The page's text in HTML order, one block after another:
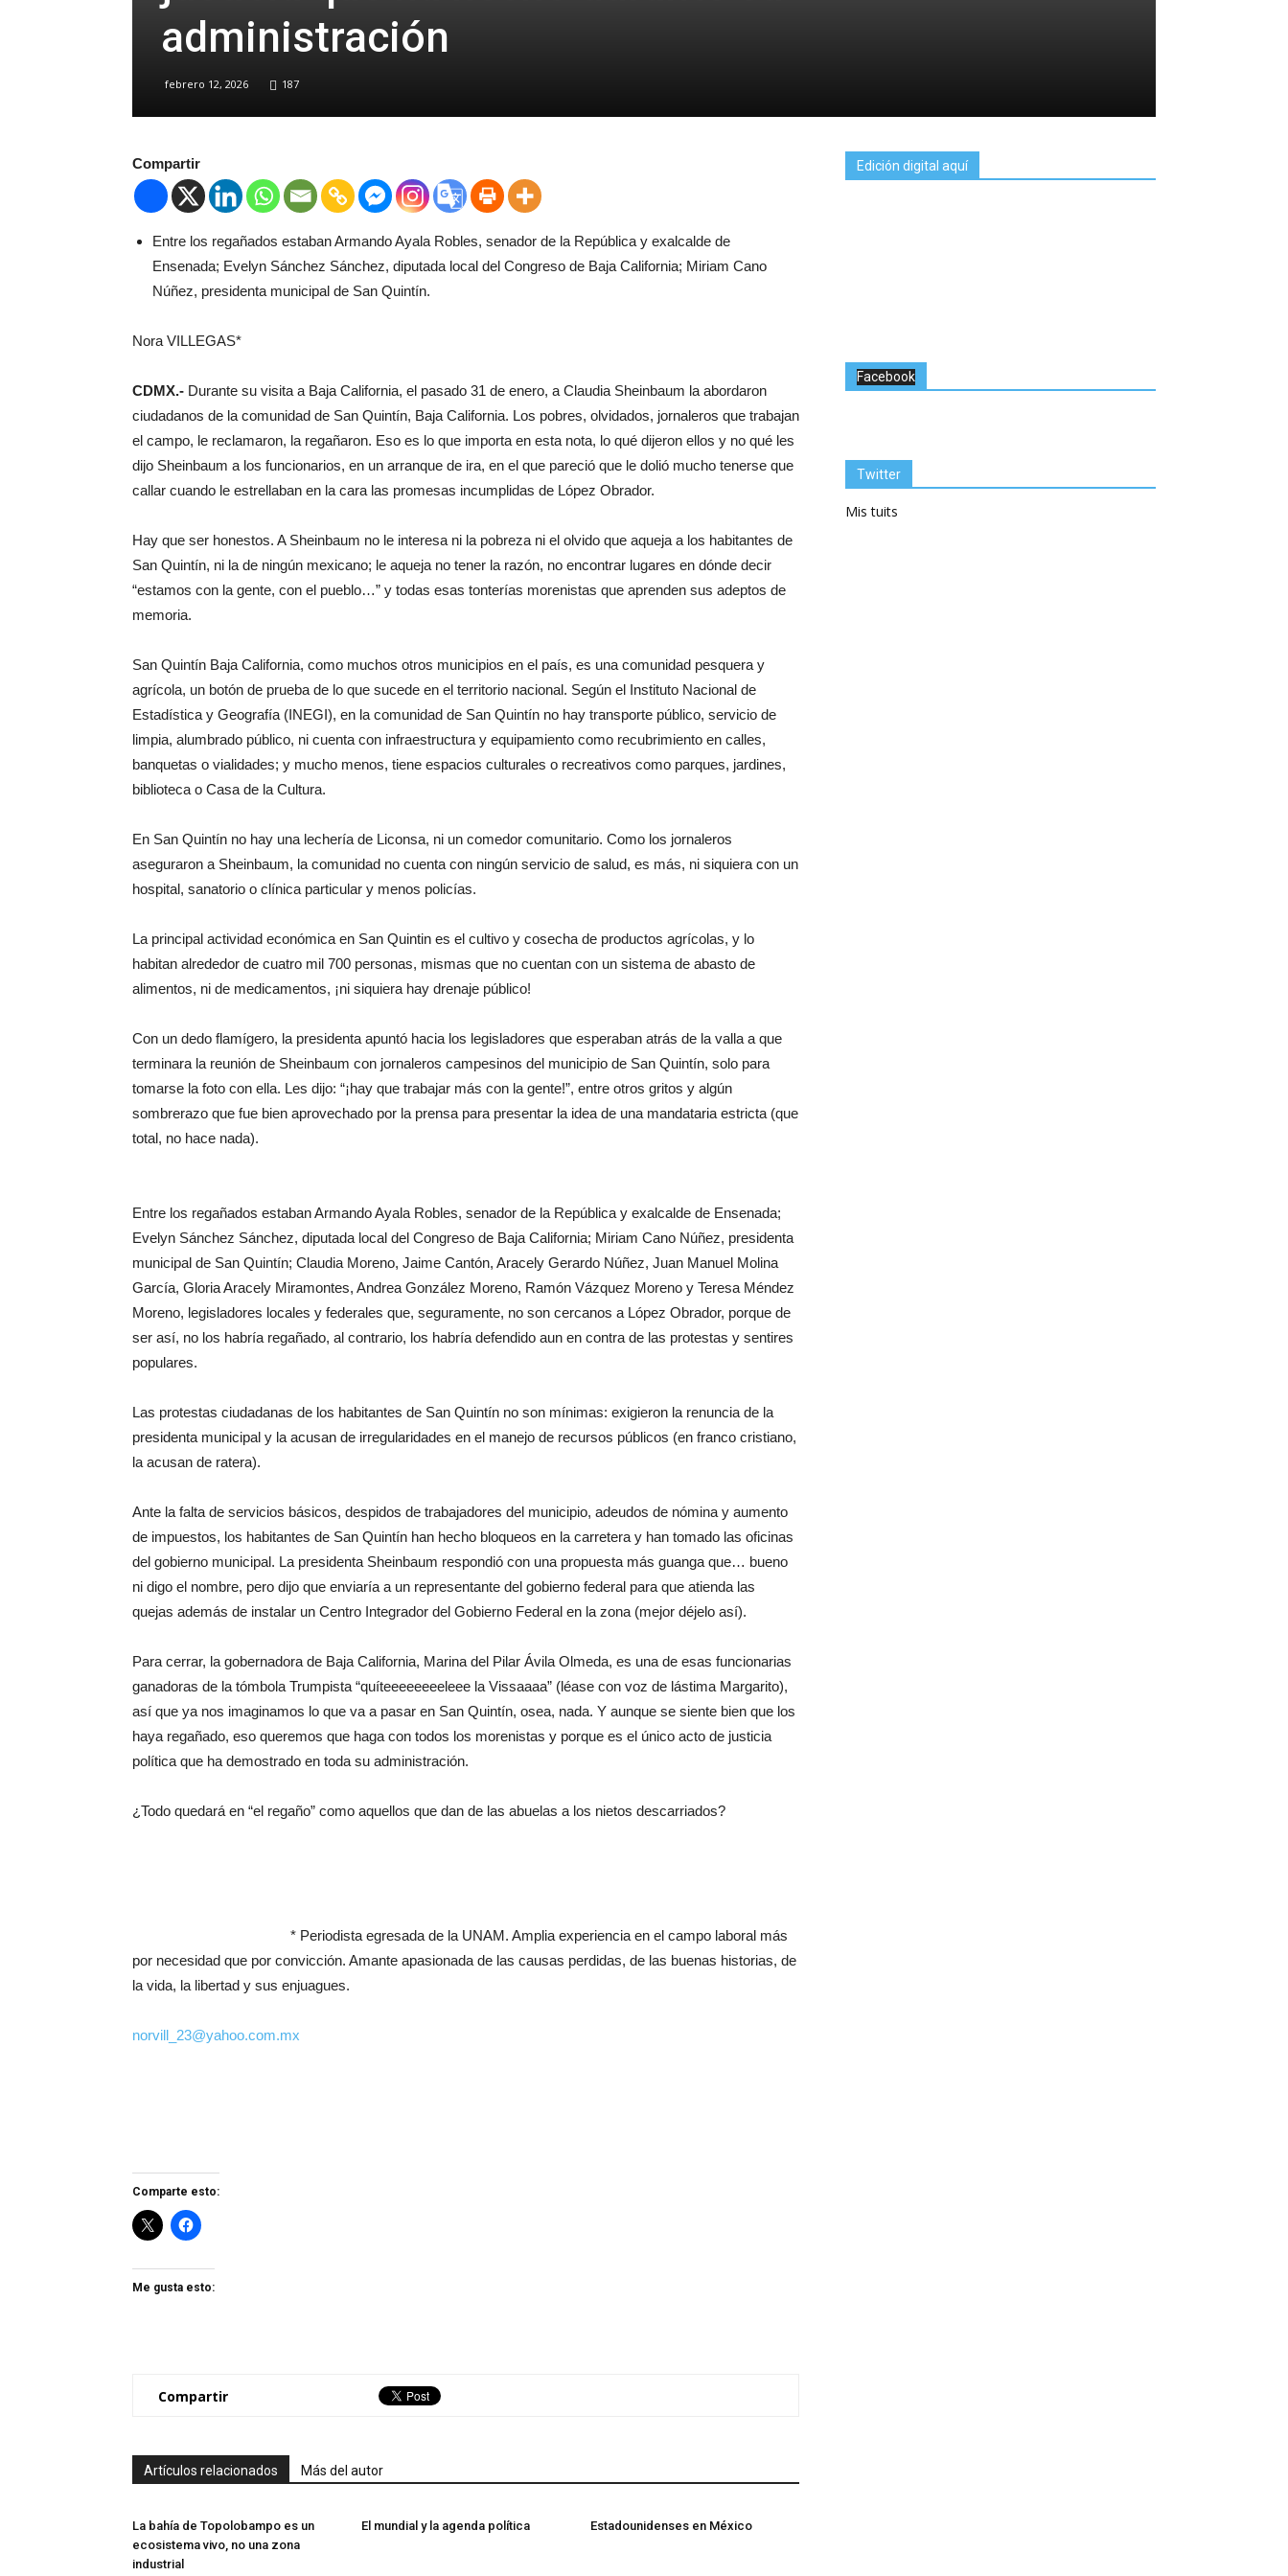
administración
febrero 12, 2026 187
Compartir
Entre los regañados estaban Armando Ayala Robles, senador de la República y exalcalde de
Ensenada; Evelyn Sánchez Sánchez, diputada local del Congreso de Baja California; Miriam Cano
Núñez, presidenta municipal de San Quintín.
Nora VILLEGAS*
CDMX.- Durante su visita a Baja California, el pasado 31 de enero, a Claudia Sheinbaum la abordaron
ciudadanos de la comunidad de San Quintín, Baja California. Los pobres, olvidados, jornaleros que trabajan
el campo, le reclamaron, la regañaron. Eso es lo que importa en esta nota, lo qué dijeron ellos y no qué les
dijo Sheinbaum a los funcionarios, en un arranque de ira, en el que pareció que le dolió mucho tenerse que
callar cuando le estrellaban en la cara las promesas incumplidas de López Obrador.
Hay que ser honestos. A Sheinbaum no le interesa ni la pobreza ni el olvido que aqueja a los habitantes de
San Quintín, ni la de ningún mexicano; le aqueja no tener la razón, no encontrar lugares en dónde decir
“estamos con la gente, con el pueblo…” y todas esas tonterías morenistas que aprenden sus adeptos de
memoria.
San Quintín Baja California, como muchos otros municipios en el país, es una comunidad pesquera y
agrícola, un botón de prueba de lo que sucede en el territorio nacional. Según el Instituto Nacional de
Estadística y Geografía (INEGI), en la comunidad de San Quintín no hay transporte público, servicio de
limpia, alumbrado público, ni cuenta con infraestructura y equipamiento como recubrimiento en calles,
banquetas o vialidades; y mucho menos, tiene espacios culturales o recreativos como parques, jardines,
biblioteca o Casa de la Cultura.
En San Quintín no hay una lechería de Liconsa, ni un comedor comunitario. Como los jornaleros
aseguraron a Sheinbaum, la comunidad no cuenta con ningún servicio de salud, es más, ni siquiera con un
hospital, sanatorio o clínica particular y menos policías.
La principal actividad económica en San Quintin es el cultivo y cosecha de productos agrícolas, y lo
habitan alrededor de cuatro mil 700 personas, mismas que no cuentan con un sistema de abasto de
alimentos, ni de medicamentos, ¡ni siquiera hay drenaje público!
Con un dedo flamígero, la presidenta apuntó hacia los legisladores que esperaban atrás de la valla a que
terminara la reunión de Sheinbaum con jornaleros campesinos del municipio de San Quintín, solo para
tomarse la foto con ella. Les dijo: “¡hay que trabajar más con la gente!”, entre otros gritos y algún
sombrerazo que fue bien aprovechado por la prensa para presentar la idea de una mandataria estricta (que
total, no hace nada).
Entre los regañados estaban Armando Ayala Robles, senador de la República y exalcalde de Ensenada;
Evelyn Sánchez Sánchez, diputada local del Congreso de Baja California; Miriam Cano Núñez, presidenta
municipal de San Quintín; Claudia Moreno, Jaime Cantón, Aracely Gerardo Núñez, Juan Manuel Molina
García, Gloria Aracely Miramontes, Andrea González Moreno, Ramón Vázquez Moreno y Teresa Méndez
Moreno, legisladores locales y federales que, seguramente, no son cercanos a López Obrador, porque de
ser así, no los habría regañado, al contrario, los habría defendido aun en contra de las protestas y sentires
populares.
Las protestas ciudadanas de los habitantes de San Quintín no son mínimas: exigieron la renuncia de la
presidenta municipal y la acusan de irregularidades en el manejo de recursos públicos (en franco cristiano,
la acusan de ratera).
Ante la falta de servicios básicos, despidos de trabajadores del municipio, adeudos de nómina y aumento
de impuestos, los habitantes de San Quintín han hecho bloqueos en la carretera y han tomado las oficinas
del gobierno municipal. La presidenta Sheinbaum respondió con una propuesta más guanga que… bueno
ni digo el nombre, pero dijo que enviaría a un representante del gobierno federal para que atienda las
quejas además de instalar un Centro Integrador del Gobierno Federal en la zona (mejor déjelo así).
Para cerrar, la gobernadora de Baja California, Marina del Pilar Ávila Olmeda, es una de esas funcionarias
ganadoras de la tómbola Trumpista “quíteeeeeeeeleee la Vissaaaa” (léase con voz de lástima Margarito),
así que ya nos imaginamos lo que va a pasar en San Quintín, osea, nada. Y aunque se siente bien que los
haya regañado, eso queremos que haga con todos los morenistas y porque es el único acto de justicia
política que ha demostrado en toda su administración.
¿Todo quedará en “el regaño” como aquellos que dan de las abuelas a los nietos descarriados?
* Periodista egresada de la UNAM. Amplia experiencia en el campo laboral más
por necesidad que por convicción. Amante apasionada de las causas perdidas, de las buenas historias, de
la vida, la libertad y sus enjuagues.
norvill_23@yahoo.com.mx
Comparte esto:
Me gusta esto:
Compartir
Artículos relacionados Más del autor
La bahía de Topolobampo es un
ecosistema vivo, no una zona
industrial
El mundial y la agenda política Estadounidenses en México
Edición digital aquí
Facebook
Twitter
Mis tuits